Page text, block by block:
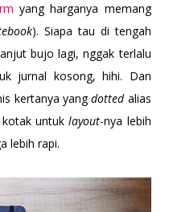
yang harganya memang
). Siapa tau di tengah
bujo lagi, nggak terlalu
jurnal kosong, hihi. Dan
kertanya yangdotted alias
kotak untuklayout-nya lebih
lebih rapi.